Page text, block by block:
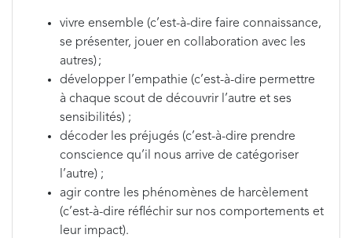
vivre ensemble (c’est-à-dire faire connaissance,
se présenter, jouer en collaboration avec les
autres) ;
développer l’empathie (c’est-à-dire permettre
à chaque scout de découvrir l’autre et ses
sensibilités) ;
décoder les préjugés (c’est-à-dire prendre
conscience qu’il nous arrive de catégoriser
l’autre) ;
agir contre les phénomènes de harcèlement
(c’est-à-dire réfléchir sur nos comportements et
leur impact).